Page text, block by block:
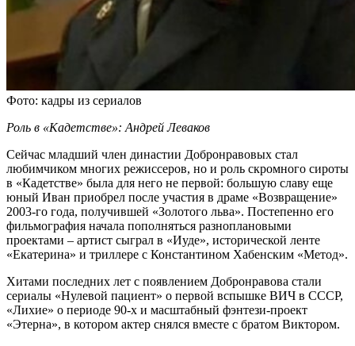
Фото: кадры из сериалов
Роль в «Кадетстве»: Андрей Леваков
Сейчас младший член династии Добронравовых стал
любимчиком многих режиссеров, но и роль скромного сироты
в «Кадетстве» была для него не первой: большую славу еще
юный Иван приобрел после участия в драме «Возвращение»
2003-го года, получившей «Золотого льва». Постепенно его
фильмография начала пополняться разноплановыми
проектами – артист сыграл в «Иуде», исторической ленте
«Екатерина» и триллере с Константином Хабенским «Метод».
Хитами последних лет с появлением Добронравова стали
сериалы «Нулевой пациент» о первой вспышке ВИЧ в СССР,
«Лихие» о периоде 90-х и масштабный фэнтези-проект
«Этерна», в котором актер снялся вместе с братом Виктором.